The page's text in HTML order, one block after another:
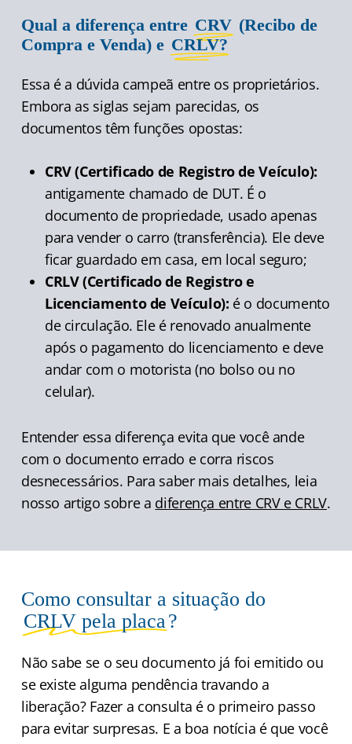
Qual a diferença entre CRV (Recibo de
Compra e Venda) e CRLV?
Essa é a dúvida campeã entre os proprietários.
Embora as siglas sejam parecidas, os
documentos têm funções opostas:
CRV (Certificado de Registro de Veículo):
antigamente chamado de DUT. É o
documento de propriedade, usado apenas
para vender o carro (transferência). Ele deve
ficar guardado em casa, em local seguro;
CRLV (Certificado de Registro e
Licenciamento de Veículo): é o documento
de circulação. Ele é renovado anualmente
após o pagamento do licenciamento e deve
andar com o motorista (no bolso ou no
celular).
Entender essa diferença evita que você ande
com o documento errado e corra riscos
desnecessários. Para saber mais detalhes, leia
nosso artigo sobre a diferença entre CRV e CRLV.
Como consultar a situação do
CRLV pela placa ?
Não sabe se o seu documento já foi emitido ou
se existe alguma pendência travando a
liberação? Fazer a consulta é o primeiro passo
para evitar surpresas. E a boa notícia é que você